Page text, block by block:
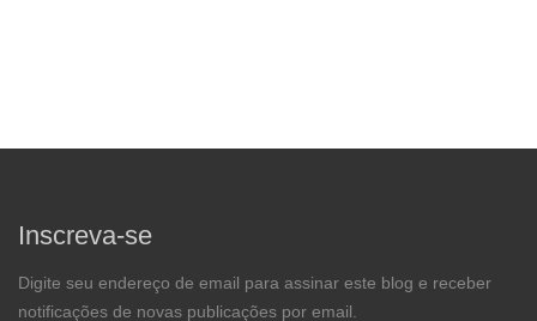
Inscreva-se
Digite seu endereço de email para assinar este blog e receber
notificações de novas publicações por email.